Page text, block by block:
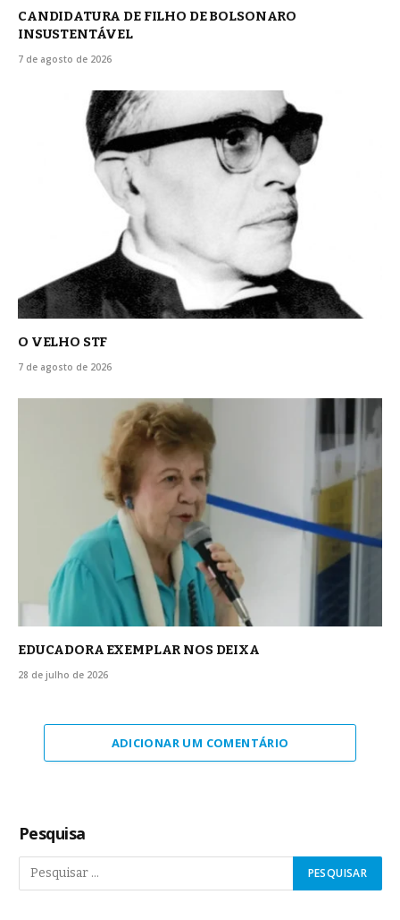
CANDIDATURA DE FILHO DE BOLSONARO
INSUSTENTÁVEL
7 de agosto de 2026
O VELHO STF
7 de agosto de 2026
EDUCADORA EXEMPLAR NOS DEIXA
28 de julho de 2026
ADICIONAR UM COMENTÁRIO
Pesquisa